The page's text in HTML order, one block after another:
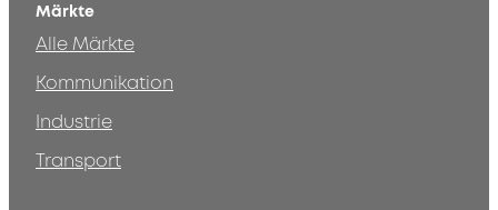
Märkte
Alle Märkte
Kommunikation
Industrie
Transport